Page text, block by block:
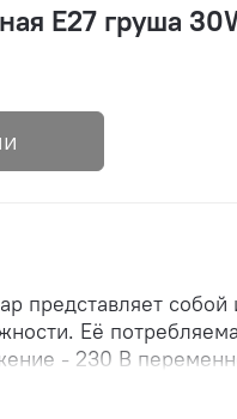
E27 груша
представляет собой
Её
- 230 В
E27, что
осветительных